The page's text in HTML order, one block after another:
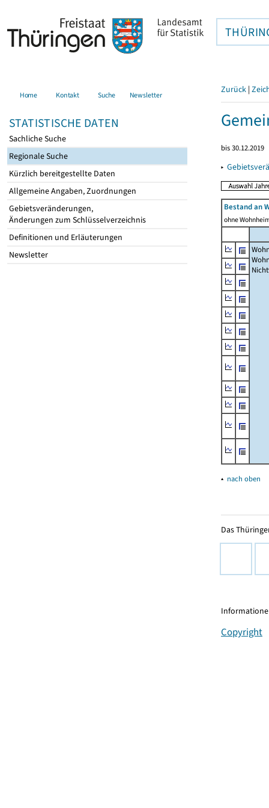
Home Kontakt Suche Newsletter
STATISTISCHE DATEN
Sachliche Suche
Regionale Suche
Kürzlich bereitgestellte Daten
Allgemeine Angaben, Zuordnungen
Gebietsveränderungen,
Änderungen zum Schlüsselverzeichnis
Definitionen und Erläuterungen
Newsletter
Zurück |
bis 30.12.2019
▸
Bestand an
ohne
▴ nach oben
Das
Copyright